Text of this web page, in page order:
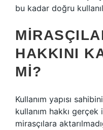
bu kadar doğru
HAKKINI
MI?
Kullanım yapısı
kullanım hakkı
mirasçılara